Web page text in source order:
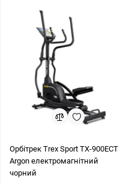
Орбітрек Trex Sport TX-900ECT
Argon електромагнітний
чорний